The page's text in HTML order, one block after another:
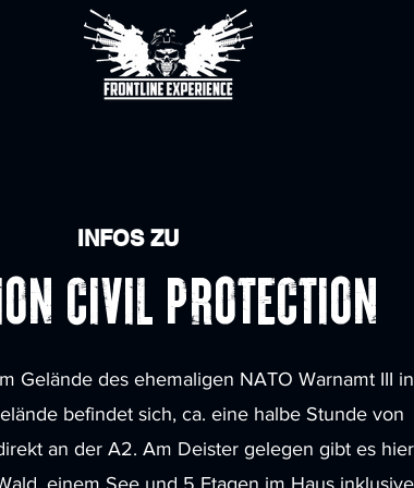
INFOS ZU
CIVIL PROTECTION
Gelände des ehemaligen NATO Warnamt III in
befindet sich, ca. eine halbe Stunde von
an der A2. Am Deister gelegen gibt es hier
einem See und 5 Etagen im Haus inklusive